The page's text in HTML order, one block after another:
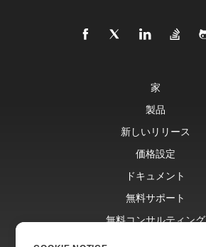
家
製品
新しいリリース
価格設定
ドキュメント
無料サポート
無料コンサルティング